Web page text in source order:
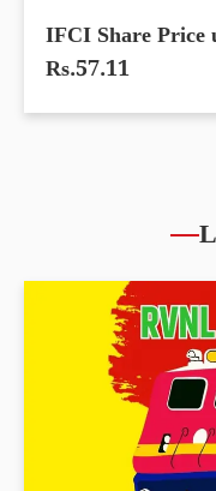
IFCI Share Price
Rs.57.11